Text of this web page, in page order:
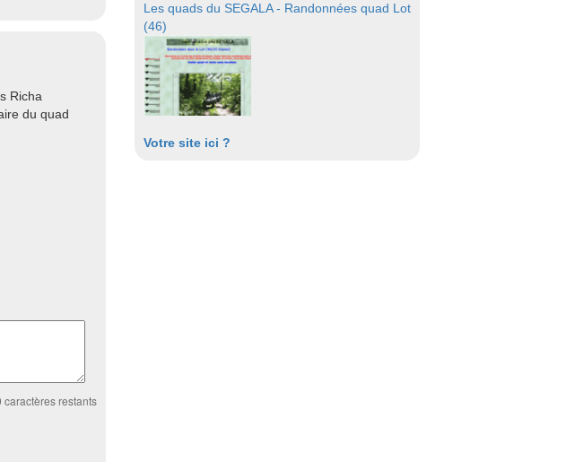
Richa
du quad
caractères restants
Les quads du SEGALA - Randonnées quad Lot
(46)
Votre site ici ?